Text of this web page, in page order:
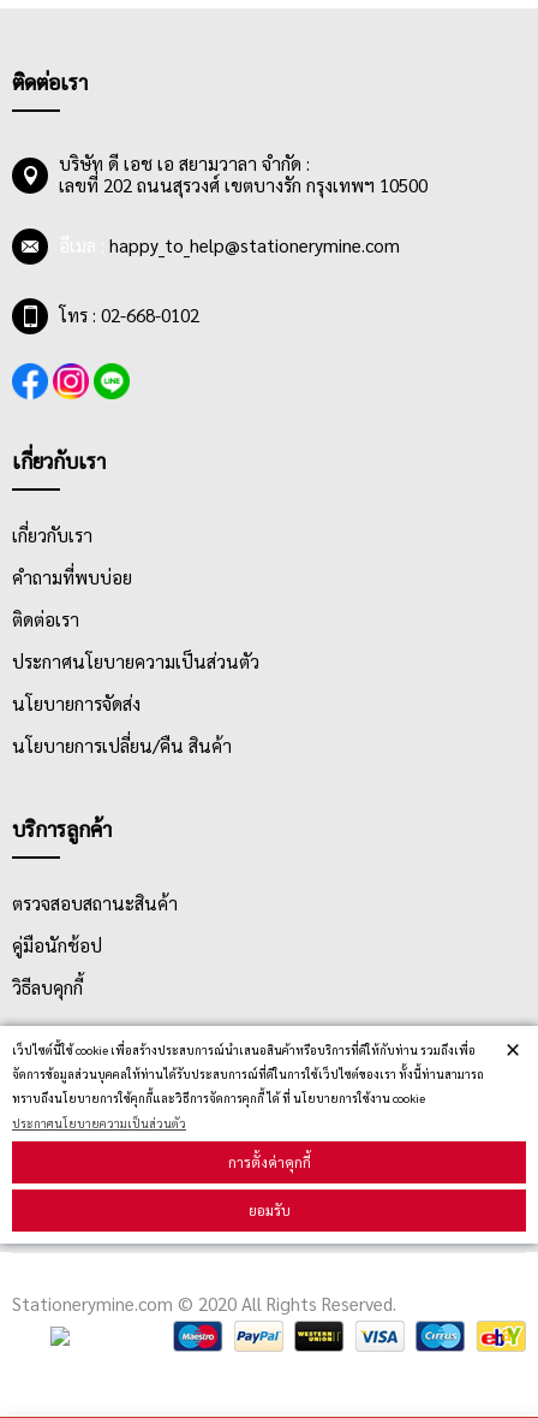
เว็ปไซต์นี้ใช้ cookie เพื่อสร้างประสบการณ์นำเสนอสินค้าหรือบริการที่ดีให้กับท่าน รวมถึงเพื่อ
จัดการข้อมูลส่วนบุคคลให้ท่านได้รับประสบการณ์ที่ดีในการใช้เว็ปไซต์ของเรา ทั้งนี้ท่านสามารถ
ทราบถึงนโยบายการใช้คุกกี้และวิธีการจัดการคุกกี้ ได้ ที่ นโยบายการใช้งาน cookie
ประกาศนโยบายความเป็นส่วนตัว
การตั้งค่าคุกกี้
ยอมรับ
×
ติดต่อเรา
บริษัท ดี เอช เอ สยามวาลา จำกัด :
เลขที่ 202 ถนนสุรวงศ์ เขตบางรัก กรุงเทพฯ 10500
happy_to_help@stationerymine.com
โทร : 02-668-0102
เกี่ยวกับเรา
เกี่ยวกับเรา
คำถามที่พบบ่อย
ติดต่อเรา
ประกาศนโยบายความเป็นส่วนตัว
นโยบายการจัดส่ง
นโยบายการเปลี่ยน/คืน สินค้า
บริการลูกค้า
ตรวจสอบสถานะสินค้า
คู่มือนักช้อป
วิธีลบคุกกี้
สมัครรับข่าวสาร
รับข่าวสาร
Stationerymine.com © 2020 All Rights Reserved.